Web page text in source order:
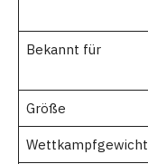
Bekannt für
Größe
Wettkampfgewicht